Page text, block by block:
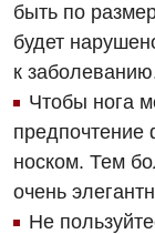
Бесплатные
Вакцинация
Гематология
быть по
будет
к
Чтобы нога
предпочтение
носком. Тем
очень
Не